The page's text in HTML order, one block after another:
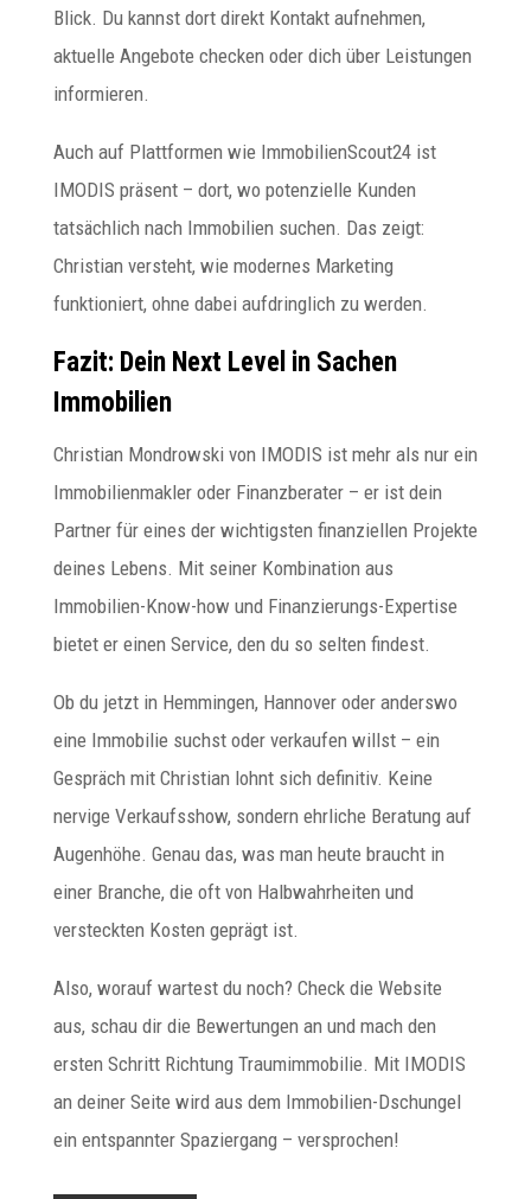
Blick. Du kannst dort direkt Kontakt aufnehmen,
aktuelle Angebote checken oder dich über Leistungen
informieren.
Auch auf Plattformen wie ImmobilienScout24 ist
IMODIS präsent – dort, wo potenzielle Kunden
tatsächlich nach Immobilien suchen. Das zeigt:
Christian versteht, wie modernes Marketing
funktioniert, ohne dabei aufdringlich zu werden.
Fazit: Dein Next Level in Sachen
Immobilien
Christian Mondrowski von IMODIS ist mehr als nur ein
Immobilienmakler oder Finanzberater – er ist dein
Partner für eines der wichtigsten finanziellen Projekte
deines Lebens. Mit seiner Kombination aus
Immobilien-Know-how und Finanzierungs-Expertise
bietet er einen Service, den du so selten findest.
Ob du jetzt in Hemmingen, Hannover oder anderswo
eine Immobilie suchst oder verkaufen willst – ein
Gespräch mit Christian lohnt sich definitiv. Keine
nervige Verkaufsshow, sondern ehrliche Beratung auf
Augenhöhe. Genau das, was man heute braucht in
einer Branche, die oft von Halbwahrheiten und
versteckten Kosten geprägt ist.
Also, worauf wartest du noch? Check die Website
aus, schau dir die Bewertungen an und mach den
ersten Schritt Richtung Traumimmobilie. Mit IMODIS
an deiner Seite wird aus dem Immobilien-Dschungel
ein entspannter Spaziergang – versprochen!